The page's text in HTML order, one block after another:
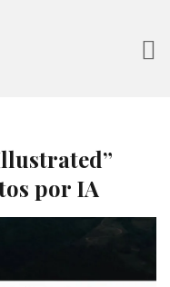
por IA